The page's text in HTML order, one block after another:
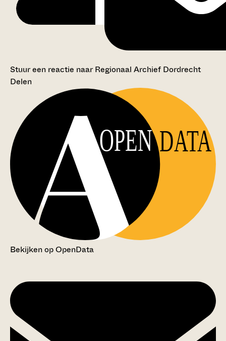
Stuur een reactie naar Regionaal Archief Dordrecht
Delen
OPEN DATA
Bekijken op OpenData